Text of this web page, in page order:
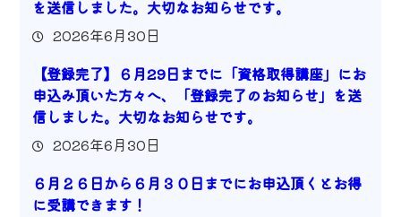
を送信しました。大切なお知らせです。
2026年6月30日
【登録完了】６月29日までに「資格取得講座」にお
申込み頂いた方々へ、「登録完了のお知らせ」を送
信しました。大切なお知らせです。
2026年6月30日
６月２６日から６月３０日までにお申込頂くとお得
に受講できます！